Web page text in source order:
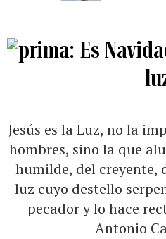
Es
Jesús es la Luz, no la
hombres, sino la que
humilde, del creyente,
luz cuyo destello
pecador y lo hace
Antonio